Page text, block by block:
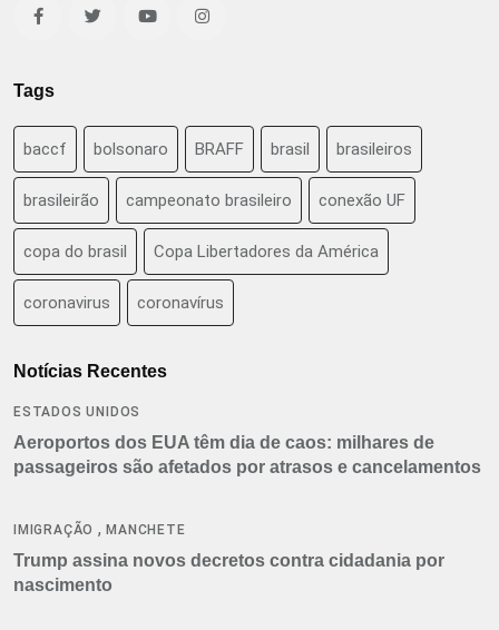
Tags
baccf bolsonaro BRAFF brasil brasileiros
brasileirão campeonato brasileiro conexão UF
copa do brasil Copa Libertadores da América
coronavirus coronavírus
Notícias Recentes
ESTADOS UNIDOS
Aeroportos dos EUA têm dia de caos: milhares de
passageiros são afetados por atrasos e cancelamentos
IMIGRAÇÃO ,MANCHETE
Trump assina novos decretos contra cidadania por
nascimento